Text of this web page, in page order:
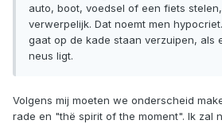
auto, boot, voedsel of een fiets
verwerpelijk. Dat noemt men hypocriet.
gaat op de kade staan verzuipen, als
neus ligt.
Volgens mij moeten we onderscheid
rade en "thë spirit of the moment". Ik zal